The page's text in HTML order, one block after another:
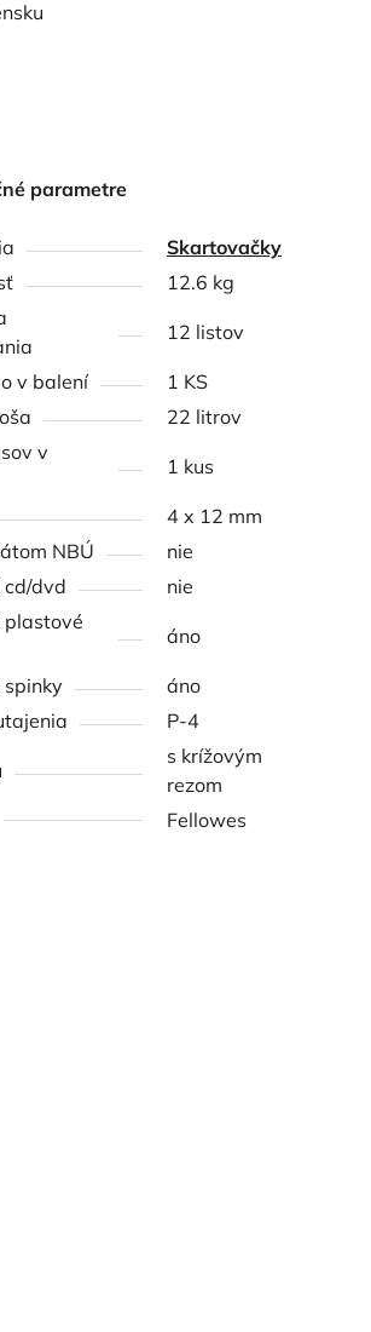
parametre
Skartovačky
12.6 kg
12 listov
v balení
1 KS
22 litrov
v
1 kus
4 x 12 mm
NBÚ
nie
cd/dvd
nie
plastové
áno
spinky
áno
P-4
s krížovým
rezom
Fellowes